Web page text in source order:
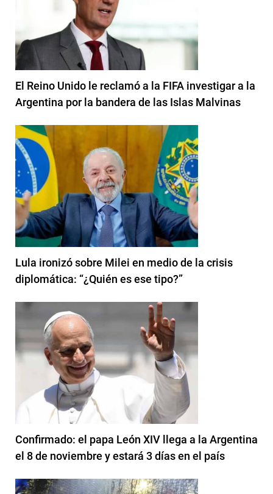
El Reino Unido le reclamó a la FIFA investigar a la
Argentina por la bandera de las Islas Malvinas
Lula ironizó sobre Milei en medio de la crisis
diplomática: “¿Quién es ese tipo?”
Confirmado: el papa León XIV llega a la Argentina
el 8 de noviembre y estará 3 días en el país